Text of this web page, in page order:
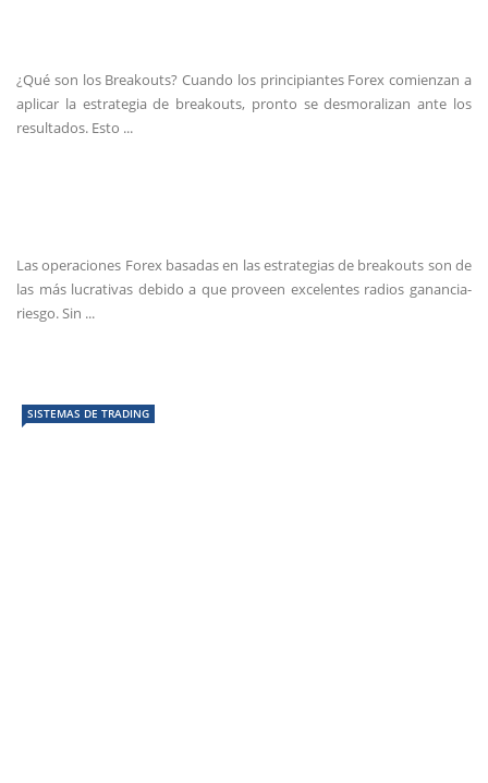
¿Qué son los Breakouts? Cuando los principiantes Forex comienzan a
aplicar la estrategia de breakouts, pronto se desmoralizan ante los
resultados. Esto ...
Las operaciones Forex basadas en las estrategias de breakouts son de
las más lucrativas debido a que proveen excelentes radios ganancia-
riesgo. Sin ...
SISTEMAS DE TRADING